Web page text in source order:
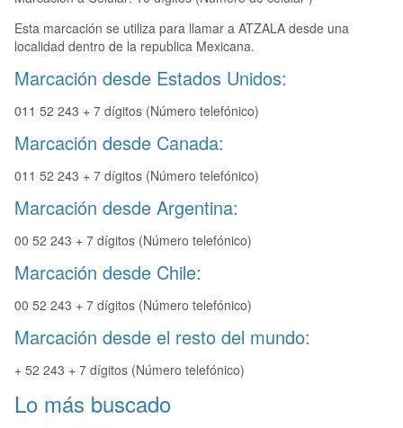
Esta marcación se utiliza para llamar a ATZALA desde una
localidad dentro de la republica Mexicana.
Marcación desde Estados Unidos:
011 52 243 + 7 dígitos (Número telefónico)
Marcación desde Canada:
011 52 243 + 7 dígitos (Número telefónico)
Marcación desde Argentina:
00 52 243 + 7 dígitos (Número telefónico)
Marcación desde Chile:
00 52 243 + 7 dígitos (Número telefónico)
Marcación desde el resto del mundo:
+ 52 243 + 7 dígitos (Número telefónico)
Lo más buscado